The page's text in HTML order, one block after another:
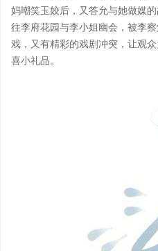
妈嘲笑玉姣后，又答允与她做媒
往李府花园与李小姐幽会，被李
戏，又有精彩的戏剧冲突，让观
喜小礼品。